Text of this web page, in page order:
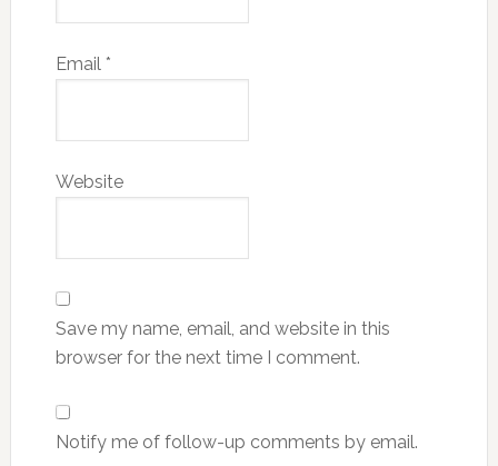
Email *
Website
Save my name, email, and website in this
browser for the next time I comment.
Notify me of follow-up comments by email.